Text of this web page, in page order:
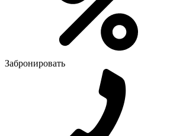
Забронировать